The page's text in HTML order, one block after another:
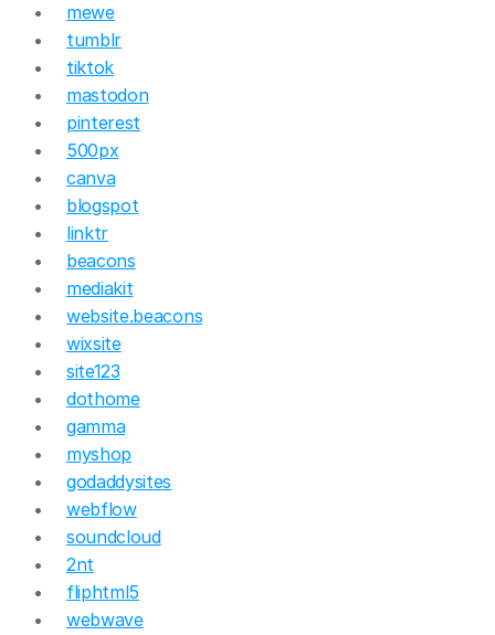
mewe
tumblr
tiktok
mastodon
pinterest
500px
canva
blogspot
linktr
beacons
mediakit
website.beacons
wixsite
site123
dothome
gamma
myshop
godaddysites
webflow
soundcloud
2nt
fliphtml5
webwave